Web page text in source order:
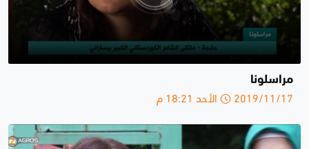
مراسلونا
2019/11/17 الأحد 18:21 م